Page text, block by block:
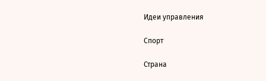
Идеи управления
Спорт
Страна